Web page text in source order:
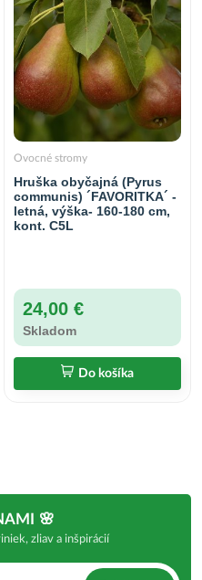
Ovocné stromy
Hruška obyčajná (Pyrus
communis) ´FAVORITKA´ -
letná, výška- 160-180 cm,
kont. C5L
24,00 €
Skladom
Do košíka
🌸
zliav a inšpirácií